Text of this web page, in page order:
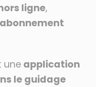
ligne,
abonnement
une application
le guidage